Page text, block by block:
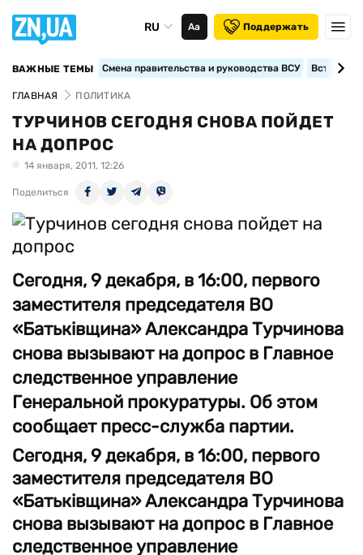
RU Аа Поддержать
ВАЖНЫЕ ТЕМЫ Смена правительства и руководства ВСУ
ГЛАВНАЯ ПОЛИТИКА
ТУРЧИНОВ СЕГОДНЯ СНОВА ПОЙДЕТ
НА ДОПРОС
14 января, 2011, 12:26
Поделиться
Сегодня, 9 декабря, в 16:00, первого
заместителя председателя ВО
«Батьківщина» Александра Турчинова
снова вызывают на допрос в Главное
следственное управление
Генеральной прокуратуры. Об этом
сообщает пресс-служба партии.
Сегодня, 9 декабря, в 16:00, первого
заместителя председателя ВО
«Батьківщина» Александра Турчинова
снова вызывают на допрос в Главное
следственное управление